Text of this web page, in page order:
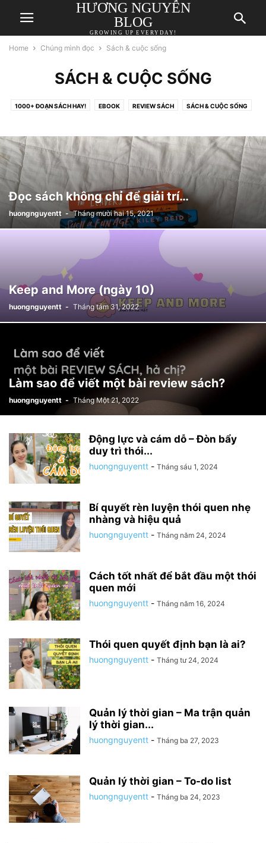
HƯƠNG NGUYỄN
BLOG
GROWING UP EVERYDAY!
Home Chúng mình đọc Sách & cuộc sống
SÁCH & CUỘC SỐNG
1000+ ĐOẠN SÁCH HAY! EBOOK REVIEW SÁCH SÁCH & CUỘC SỐNG
Đọc sách không chỉ để giải trí…
huongnguyentt - Tháng mười hai 15, 2021
Keep and More (ngày 10)
huongnguyentt - Tháng tám 31, 2022
Làm sao để viết một bài review sách?
huongnguyentt - Tháng Một 21, 2022
Động lực và cám dỗ – Đòn bẩy
duy trì thói...
huongnguyentt - Tháng sáu 1, 2024
Bí quyết rèn luyện thói quen nhẹ
nhàng và hiệu quả
huongnguyentt - Tháng năm 24, 2024
Cách tốt nhất để bắt đầu một thói
quen mới
huongnguyentt - Tháng năm 16, 2024
Thói quen quyết định bạn là ai?
huongnguyentt - Tháng tư 24, 2024
Quản lý thời gian – Ma trận quản
lý thời gian...
huongnguyentt - Tháng ba 27, 2023
Quản lý thời gian – To-do list
huongnguyentt - Tháng ba 24, 2023